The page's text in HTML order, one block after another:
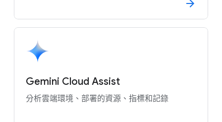
Gemini Cloud Assist
分析雲端環境、部署的資源、指標和記錄